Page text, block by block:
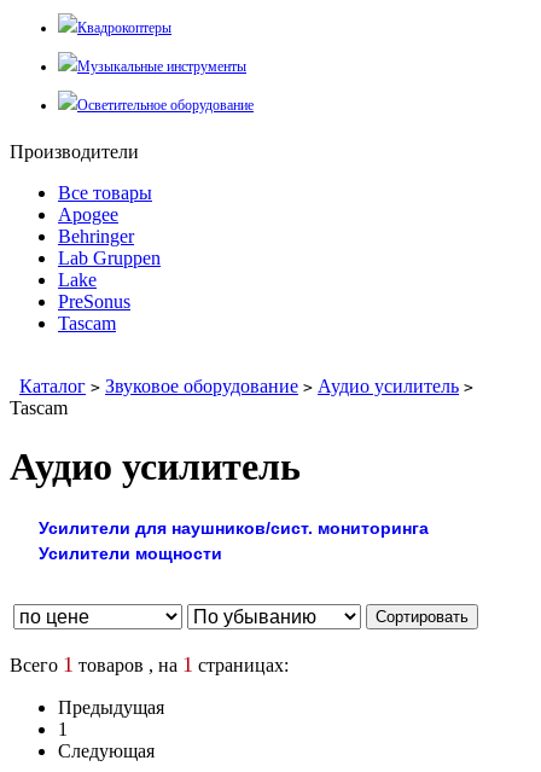
Квадрокоптеры
Музыкальные инструменты
Осветительное оборудование
Производители
Все товары
Apogee
Behringer
Lab Gruppen
Lake
PreSonus
Tascam
Каталог > Звуковое оборудование > Аудио усилитель >
Tascam
Аудио усилитель
Усилители для наушников/сист. мониторинга
Усилители мощности
Всего 1 товаров , на 1 страницах:
Предыдущая
1
Следующая